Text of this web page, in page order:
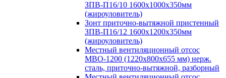
ЗПВ-П16/10 1600х1000х350мм
(жироуловитель)
Зонт приточно-вытяжной пристенный
ЗПВ-П16/12 1600х1200х350мм
(жироуловитель)
Местный вентиляционный отсос
МВО-1200 (1220х800х655 мм) нерж.
сталь, приточно-вытяжной, разборный